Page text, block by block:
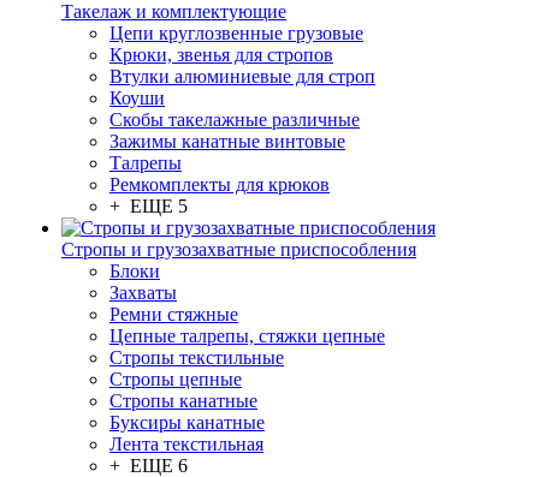
Такелаж и комплектующие
Цепи круглозвенные грузовые
Крюки, звенья для стропов
Втулки алюминиевые для строп
Коуши
Скобы такелажные различные
Зажимы канатные винтовые
Талрепы
Ремкомплекты для крюков
+ ЕЩЕ 5
Стропы и грузозахватные приспособления
Блоки
Захваты
Ремни стяжные
Цепные талрепы, стяжки цепные
Стропы текстильные
Стропы цепные
Стропы канатные
Буксиры канатные
Лента текстильная
+ ЕЩЕ 6